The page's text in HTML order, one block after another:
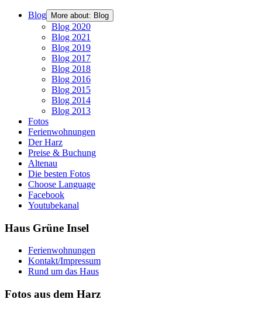
Blog More about: Blog
Blog 2020
Blog 2021
Blog 2019
Blog 2017
Blog 2018
Blog 2016
Blog 2015
Blog 2014
Blog 2013
Fotos
Ferienwohnungen
Der Harz
Preise & Buchung
Altenau
Die besten Fotos
Choose Language
Facebook
Youtubekanal
Haus Grüne Insel
Ferienwohnungen
Kontakt/Impressum
Rund um das Haus
Fotos aus dem Harz